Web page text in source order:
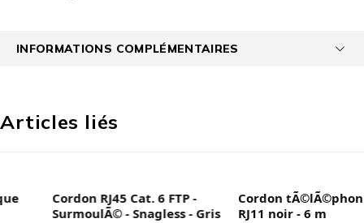
INFORMATIONS COMPLÉMENTAIRES
Articles liés
Cordon RJ45 Cat. 6 FTP -
SurmoulÃ© - Snagless - Gris
Cordon tÃ©lÃ©phonique
RJ11 noir - 6 m